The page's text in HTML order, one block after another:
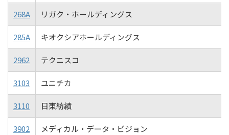
268A リガク・ホールディングス
285A キオクシアホールディングス
2962 テクニスコ
3103 ユニチカ
3110 日東紡績
3902 メディカル・データ・ビジョン